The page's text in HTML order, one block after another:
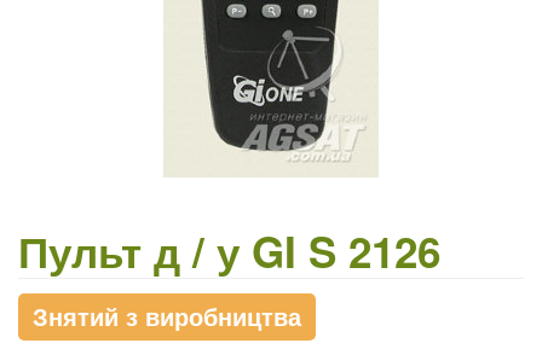
Пульт д / у GI S 2126
Знятий з виробництва